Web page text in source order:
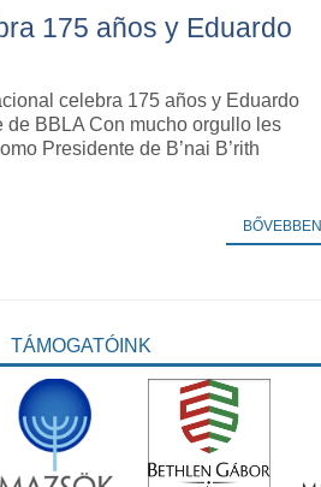
175 años y Eduardo
celebra 175 años y Eduardo
BBLA Con mucho orgullo les
Presidente de B’nai B’rith
BŐVEBBEN
TÁMOGATÓINK